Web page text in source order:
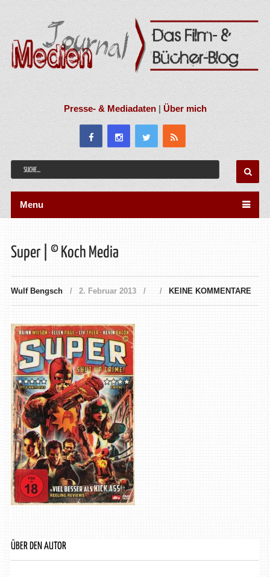
Presse- & Mediadaten|Über mich
Menu
Super | © Koch Media
Wulf Bengsch 2. Februar 2013 KEINE KOMMENTARE
ÜBER DEN AUTOR